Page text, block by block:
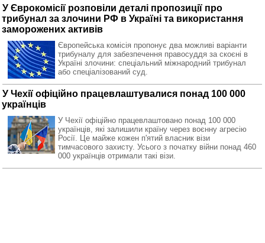
У Єврокомісії розповіли деталі пропозиції про
трибунал за злочини РФ в Україні та використання
заморожених активів
Європейська комісія пропонує два можливі варіанти
трибуналу для забезпечення правосуддя за скоєні в
Україні злочини: спеціальний міжнародний трибунал
або спеціалізований суд.
У Чехії офіційно працевлаштувалися понад 100 000
українців
У Чехії офіційно працевлаштовано понад 100 000
українців, які залишили країну через воєнну агресію
Росії. Це майже кожен п'ятий власник візи
тимчасового захисту. Усього з початку війни понад 460
000 українців отримали такі візи.